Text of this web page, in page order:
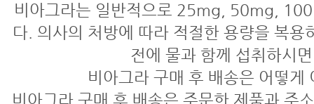
비아그라는 일반적으로 25mg, 50mg,
다. 의사의 처방에 따라 적절한 용량을 복
전에 물과 함께 섭취하시
비아그라 구매 후 배송은 어떻게
비아그라 구매 후 배송은 주문한 제품과 주